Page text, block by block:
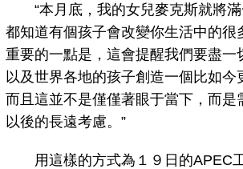
“本月底，我的女兒麥克斯就將滿
都知道有個孩子會改變你生活中的很
重要的一點是，這會提醒我們要盡一
以及世界各地的孩子創造一個比如今
而且這並不是僅僅著眼于當下，而是
以後的長遠考慮。”
用這樣的方式為１９日的APEC